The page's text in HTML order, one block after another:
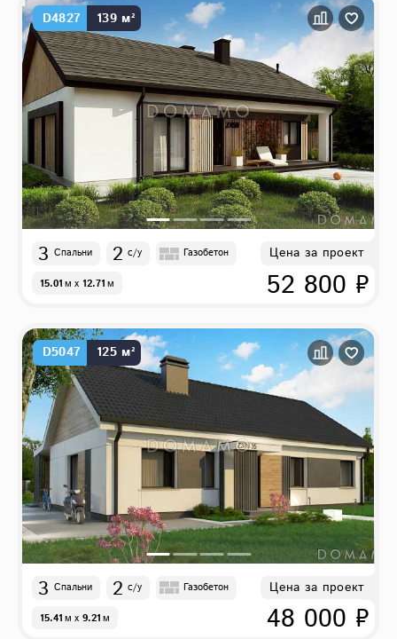
D4827 139 м²
3 Спальни 2 с/у Газобетон
15.01м x 12.71м
Цена за проект
52 800 ₽
D5047 125 м²
3 Спальни 2 с/у Газобетон
15.41м x 9.21м
Цена за проект
48 000 ₽